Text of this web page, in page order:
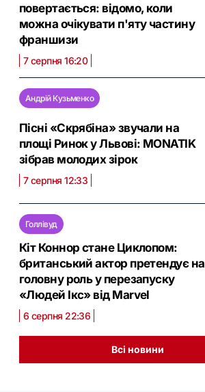
повертається: відомо, коли
можна очікувати п'яту частину
франшизи
7 серпня 16:20
Андрій Кузьменко
Пісні «Скрябіна» звучали на
площі Ринок у Львові: MONATIK
зібрав молодих зірок
7 серпня 12:33
Голлівуд
Кіт Коннор стане Циклопом:
британський актор претендує на
головну роль у перезапуску
«Людей Ікс» від Marvel
6 серпня 22:36
Всі новини